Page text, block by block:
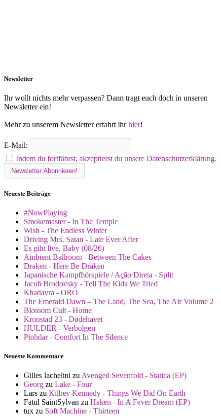
Newsletter
Ihr wollt nichts mehr verpassen? Dann tragt euch doch in unseren
Newsletter ein!
Mehr zu unserem Newsletter erfahrt ihrhier!
E-Mail:
Indem du fortfährst, akzeptierst du unsere Datenschutzerklärung.
Neueste Beiträge
#NowPlaying
Smokemaster - In The Temple
Wish - The Endless Winter
Driving Mrs. Satan - Late Ever After
Es gibt live, Baby (08/26)
Ambient Ballroom - Between The Cakes
Draken - Here Be Draken
Japanische Kampfhörspiele / Ação Direta - Split
Jacob Brodovsky - Tell The Kids We Tried
Khadavra - ORO
The Emerald Dawn – The Land, The Sea, The Air Volume 2
Blossom Cult - Home
Kronstad 23 - Dødehavet
HULDER - Verbolgen
Pinhdar - Comfort In The Silence
Neueste Kommentare
Gilles Iachelini zu Avenged Sevenfold - Statica (EP)
Georg zu Lake - Four
Lars zu Kilbey Kennedy - Things We Did On Earth
Fatul SaintSylvan zu Haken - In A Fever Dream (EP)
tux zu Soft Machine - Thirteen